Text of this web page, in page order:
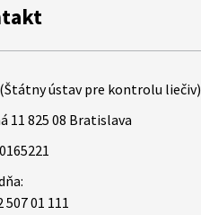
(Štátny ústav pre kontrolu liečiv)
11 825 08 Bratislava
507 01 111